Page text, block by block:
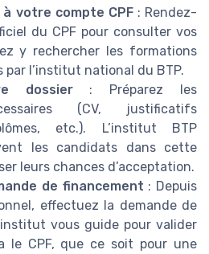
votre compte CPF: Rendez-
du CPF pour consulter vos
y rechercher les formations
par l’institut national du BTP.
dossier: Préparez les
(CV, justificatifs
etc.). L’institut BTP
les candidats dans cette
leurs chances d’acceptation.
de financement : Depuis
effectuez la demande de
vous guide pour valider
le CPF, que ce soit pour une